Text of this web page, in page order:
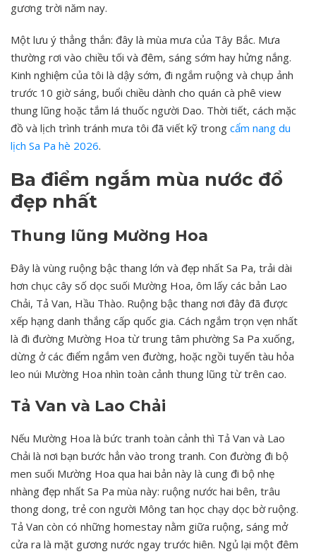
gương trời năm nay.
Một lưu ý thẳng thắn: đây là mùa mưa của Tây Bắc. Mưa
thường rơi vào chiều tối và đêm, sáng sớm hay hửng nắng.
Kinh nghiệm của tôi là dậy sớm, đi ngắm ruộng và chụp ảnh
trước 10 giờ sáng, buổi chiều dành cho quán cà phê view
thung lũng hoặc tắm lá thuốc người Dao. Thời tiết, cách mặc
đồ và lịch trình tránh mưa tôi đã viết kỹ trong cẩm nang du
lịch Sa Pa hè 2026.
Ba điểm ngắm mùa nước đổ
đẹp nhất
Thung lũng Mường Hoa
Đây là vùng ruộng bậc thang lớn và đẹp nhất Sa Pa, trải dài
hơn chục cây số dọc suối Mường Hoa, ôm lấy các bản Lao
Chải, Tả Van, Hầu Thào. Ruộng bậc thang nơi đây đã được
xếp hạng danh thắng cấp quốc gia. Cách ngắm trọn vẹn nhất
là đi đường Mường Hoa từ trung tâm phường Sa Pa xuống,
dừng ở các điểm ngắm ven đường, hoặc ngồi tuyến tàu hỏa
leo núi Mường Hoa nhìn toàn cảnh thung lũng từ trên cao.
Tả Van và Lao Chải
Nếu Mường Hoa là bức tranh toàn cảnh thì Tả Van và Lao
Chải là nơi bạn bước hẳn vào trong tranh. Con đường đi bộ
men suối Mường Hoa qua hai bản này là cung đi bộ nhẹ
nhàng đẹp nhất Sa Pa mùa này: ruộng nước hai bên, trâu
thong dong, trẻ con người Mông tan học chạy dọc bờ ruộng.
Tả Van còn có những homestay nằm giữa ruộng, sáng mở
cửa ra là mặt gương nước ngay trước hiên. Ngủ lại một đêm